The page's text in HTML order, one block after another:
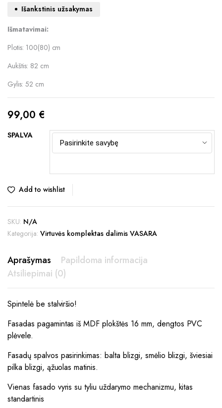
Išankstinis užsakymas
Išmatavimai:
Plotis: 100(80) cm
Aukštis: 82 cm
Gylis: 52 cm
99,00 €
SPALVA
Add to wishlist
SKU: N/A
Kategorija: Virtuvės komplektas dalimis VASARA
Aprašymas
Papildoma informacija
Atsiliepimai (0)
Spintelė be stalviršio!
Fasadas pagamintas iš MDF plokštės 16 mm, dengtos PVC
plėvele.
Fasadų spalvos pasirinkimas: balta blizgi, smėlio blizgi, šviesiai
pilka blizgi, ąžuolas matinis.
Vienas fasado vyris su tyliu uždarymo mechanizmu, kitas
standartinis